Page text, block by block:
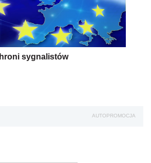
sygnalistów
AUTOPROMOCJA